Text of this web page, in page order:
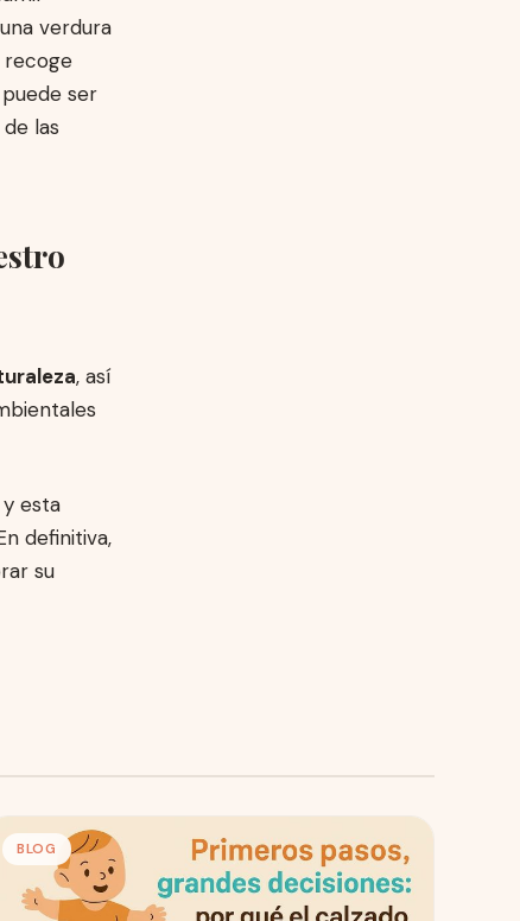
verdura
recoge
ser
las
, así
esta
definitiva,
su
BLOG